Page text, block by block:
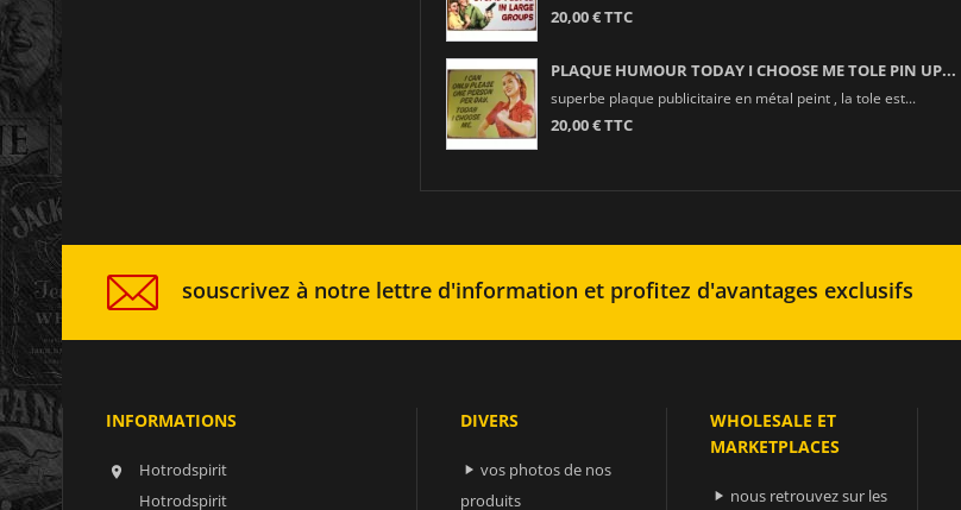
20,00 € TTC
PLAQUE HUMOUR TODAY I CHOOSE ME TOLE PIN UP...
superbe plaque publicitaire en métal peint , la tole est...
20,00 € TTC
souscrivez à notre lettre d'information et profitez d'avantages exclusifs
INFORMATIONS

Hotrodspirit
Hotrodspirit
DIVERS
 vos photos de nos
produits
WHOLESALE ET
MARKETPLACES
 nous retrouvez sur les